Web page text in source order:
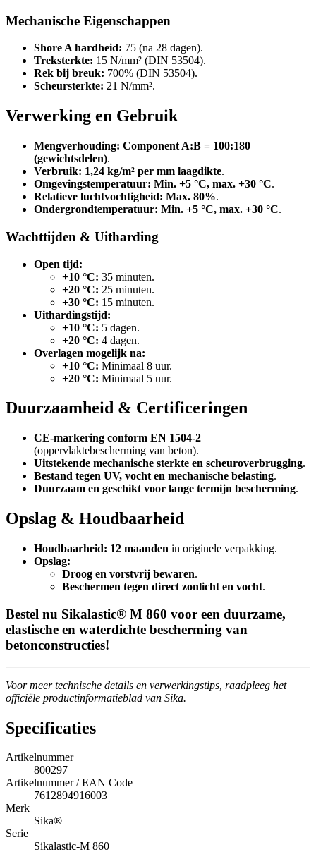
Mechanische Eigenschappen
Shore A hardheid: 75 (na 28 dagen).
Treksterkte: 15 N/mm² (DIN 53504).
Rek bij breuk: 700% (DIN 53504).
Scheursterkte: 21 N/mm².
Verwerking en Gebruik
Mengverhouding: Component A:B = 100:180
(gewichtsdelen).
Verbruik: 1,24 kg/m² per mm laagdikte.
Omgevingstemperatuur: Min. +5 °C, max. +30 °C.
Relatieve luchtvochtigheid: Max. 80%.
Ondergrondtemperatuur: Min. +5 °C, max. +30 °C.
Wachttijden & Uitharding
Open tijd:
+10 °C: 35 minuten.
+20 °C: 25 minuten.
+30 °C: 15 minuten.
Uithardingstijd:
+10 °C: 5 dagen.
+20 °C: 4 dagen.
Overlagen mogelijk na:
+10 °C: Minimaal 8 uur.
+20 °C: Minimaal 5 uur.
Duurzaamheid & Certificeringen
CE-markering conform EN 1504-2
(oppervlaktebescherming van beton).
Uitstekende mechanische sterkte en scheuroverbrugging.
Bestand tegen UV, vocht en mechanische belasting.
Duurzaam en geschikt voor lange termijn bescherming.
Opslag & Houdbaarheid
Houdbaarheid: 12 maanden in originele verpakking.
Opslag:
Droog en vorstvrij bewaren.
Beschermen tegen direct zonlicht en vocht.
Bestel nu Sikalastic® M 860 voor een duurzame,
elastische en waterdichte bescherming van
betonconstructies!
Voor meer technische details en verwerkingstips, raadpleeg het
officiële productinformatieblad van Sika.
Specificaties
Artikelnummer
800297
Artikelnummer / EAN Code
7612894916003
Merk
Sika®
Serie
Sikalastic-M 860